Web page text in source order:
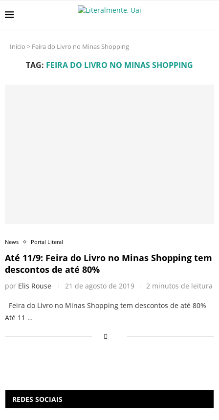
Início > Feira do Livro no Minas Shopping
TAG: FEIRA DO LIVRO NO MINAS SHOPPING
News Portal Literal
Até 11/9: Feira do Livro no Minas Shopping tem
descontos de até 80%
por Elis Rouse 21 de agosto de 2019 2 minutos de leitura
Feira do Livro no Minas Shopping tem descontos de até 80%
Até 11 …
REDES SOCIAIS